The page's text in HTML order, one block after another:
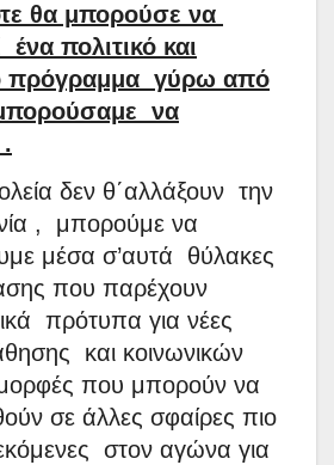
θα μπορούσε να
ένα πολιτικό και
πρόγραμμα γύρω από
να
δεν θ΄αλλάξουν την
,
μπορούμε να
μέσα σ’αυτά
θύλακες
που παρέχουν
πρότυπα για νέες
και κοινωνικών
που μπορούν να
σε άλλες σφαίρες πιο
στον αγώνα για